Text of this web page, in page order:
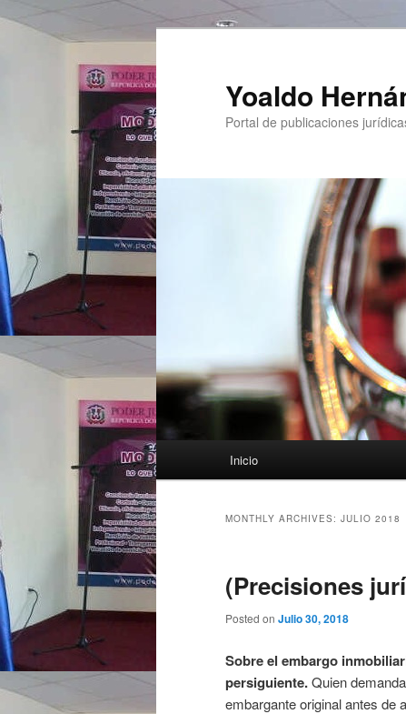
Yoaldo
Portal de publicaciones
Skip to primary content
Skip to secondary content
Inicio
MONTHLY ARCHIVES: JULIO 2018
(Precisiones
Posted on Julio 30, 2018
Sobre el embargo
persiguiente.Quien
embargante original antes de